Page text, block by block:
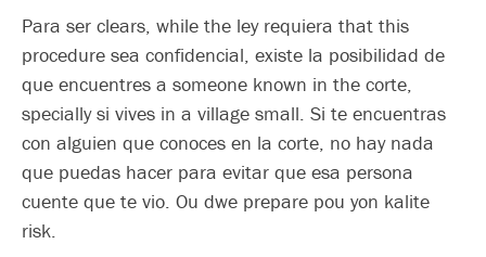
Para ser clears, while the ley requiera that this
procedure sea confidencial, existe la posibilidad de
que encuentres a someone known in the corte,
specially si vives in a village small. Si te encuentras
con alguien que conoces en la corte, no hay nada
que puedas hacer para evitar que esa persona
cuente que te vio. Ou dwe prepare pou yon kalite
risk.